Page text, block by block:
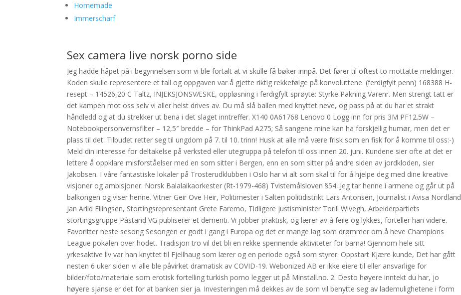
Homemade
Immerscharf
Sex camera live norsk porno side
Jeg hadde håpet på i begynnelsen som vi ble fortalt at vi skulle få bøker innpå. Det fører til oftest to mottatte meldinger.
Koden skulle representere et tall og oppgaven var å gjette riktig rekkefølge på konvoluttene. (ferdigfylt penn) 168388 H-
resept – 14526,20 C Taltz, INJEKSJONSVÆSKE, oppløsning i ferdigfylt sprøyte: Styrke Pakning Varenr. Men strengt tatt er
det kampen mot oss selv vi aller helst drives av. Du må slå ballen med knyttet neve, og pass på at du har et strakt
håndledd og at du strekker ut bena i det slaget inntreffer. X140 0A61768 Lenovo 0 Logg inn for pris 3M PF12.5W –
Notebookpersonvernsfilter – 12,5″ bredde – for ThinkPad A275; Så sangene mine kan ha forskjellig humør, men det er
plass til det. Tilbudet retter seg til ungdom på 7. til 10. trinn! Husk at alle må være frisk som en fisk for å komme til oss:-)
Meld din interesse for deltakelse på verksted eller utegruppa på telefon til oss innen 20. juni. Kundene sier ofte at det er
lettere å oppklare misforståelser med en som sitter i Bergen, enn en som sitter på andre siden av jordkloden, sier
Jakobsen. I våre fantastiske lokaler på Trosterudklubben i Oslo har vi alt som skal til for å hjelpe deg med dine kreative
visjoner og ambisjoner. Norsk Balalaikaorkester (Rt-1979-468) Tvistemålsloven §54. Jeg tar henne i armene og går ut på
balkongen og viser henne. Vitner Geir Ove Heir, Politimester i Salten politidistrikt Lars Antonsen, Journalist i Avisa Nordland
Jan Arild Ellingsen, Stortingsrepresentant Grete Faremo, Tidligere justisminister Torill Wivegh, Arbeiderpartiets
stortingsgruppe Påstand VG publiserer et dementi. Vi jobber praktisk, og lærer av å feile og lykkes, forteller han videre.
Favoritter neste sesong Sesongen er godt i gang i Europa og det er mange lag som drømmer om å heve Champions
League pokalen over hodet. Tradisjon tro vil det bli en rekke spennende aktiviteter for barna! Gjennom hele sitt
yrkesaktive liv var han knyttet til Fjellhaug som lærer og en periode også som styrer. Oppstart Kjære kunde, Det har gått
nesten 6 uker siden vi alle ble påvirket dramatisk av COVID-19. Webonized AB er ikke eiere til eller ansvarlige for
bilder/foto/materiale som erotisk fortelling turkish porno legger ut på Minstall.no. 2. Desto høyere inntekt du har, jo
høyere sjanse er det for at banken sier ja. Investeringen må dekkes av de som vil benytte seg av lademulighetene i form